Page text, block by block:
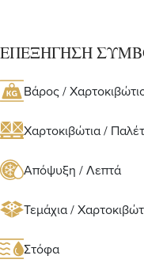
ΕΠΕΞΗΓΗΣΗ
Βάρος /
Χαρτοκιβώτια /
Απόψυξη / Λεπτά
Τεμάχια /
Στόφα